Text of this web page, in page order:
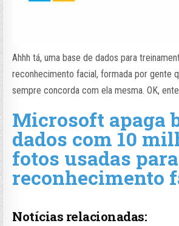
Ahhh tá, uma base de dados para
reconhecimento facial, formada por gente
sempre concorda com ela mesma. OK,
Microsoft apaga
dados com 10
fotos usadas
reconhecimento
Notícias relacionadas: